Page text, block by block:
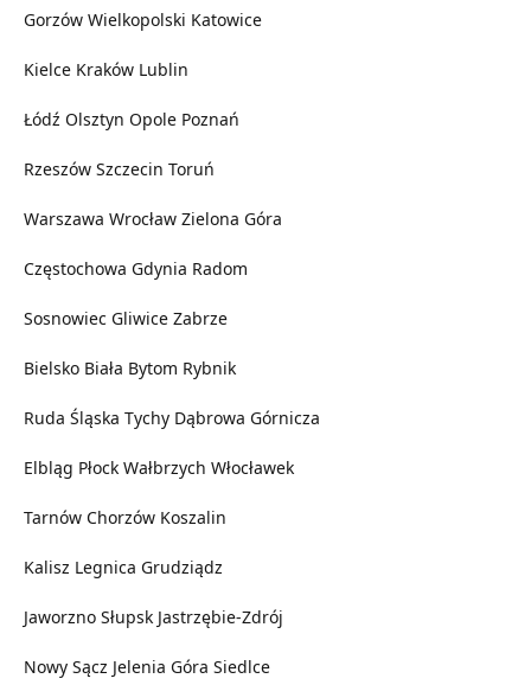
Gorzów Wielkopolski Katowice
Kielce Kraków Lublin
Łódź Olsztyn Opole Poznań
Rzeszów Szczecin Toruń
Warszawa Wrocław Zielona Góra
Częstochowa Gdynia Radom
Sosnowiec Gliwice Zabrze
Bielsko Biała Bytom Rybnik
Ruda Śląska Tychy Dąbrowa Górnicza
Elbląg Płock Wałbrzych Włocławek
Tarnów Chorzów Koszalin
Kalisz Legnica Grudziądz
Jaworzno Słupsk Jastrzębie-Zdrój
Nowy Sącz Jelenia Góra Siedlce